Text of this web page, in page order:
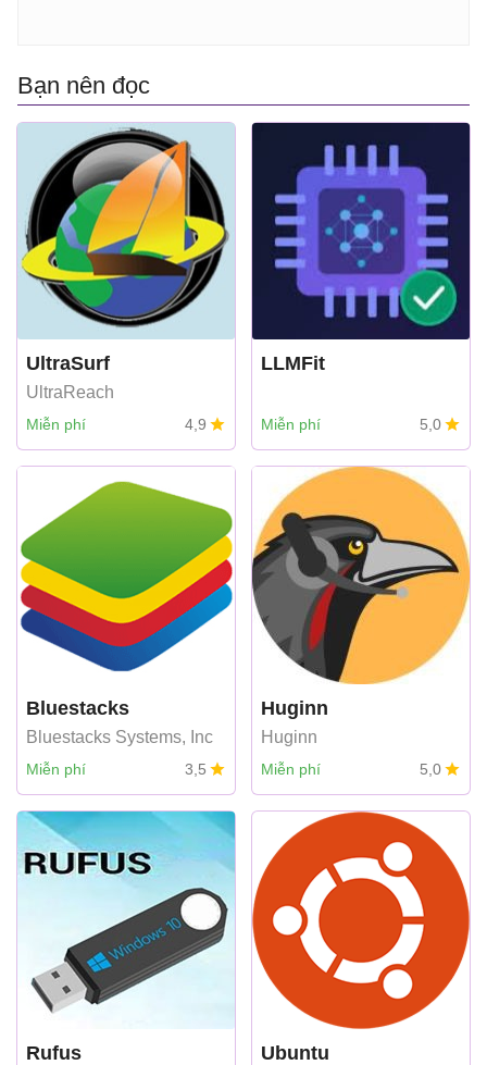
Bạn nên đọc
UltraSurf
UltraReach
Miễn phí 4,9
LLMFit
Miễn phí 5,0
Bluestacks
Bluestacks Systems, Inc
Miễn phí 3,5
Huginn
Huginn
Miễn phí 5,0
Rufus Ubuntu